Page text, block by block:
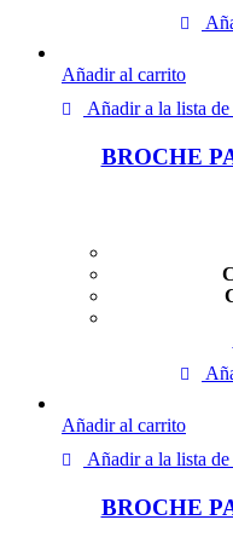
Añadir al carrito
Añadir a la lista de
BROCHE
Añadir al carrito
Añadir a la lista de
BROCHE